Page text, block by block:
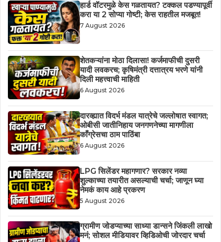
हार्ड वॉटरमुळे केस गळतायत? टक्कल पडण्यापूर्वी
करा या 2 सोप्या गोष्टी; केस राहतील मजबूत!
7 August 2026
शेतकऱ्यांना मोठा दिलासा! कर्जमाफीची दुसरी
यादी लवकरच; कृषिमंत्री दत्तात्रय भरणे यांनी
दिली महत्त्वाची माहिती
6 August 2026
दारव्ह्यात विदर्भ मंडल यात्रेचे जल्लोषात स्वागत;
ओबीसी जातीनिहाय जनगणनेच्या मागणीला
काँग्रेसचा ठाम पाठिंबा
6 August 2026
LPG सिलेंडर महागणार? सरकार नव्या
शुल्काच्या तयारीत असल्याची चर्चा; जाणून घ्या
नेमकं काय आहे प्रकरण
5 August 2026
ग्रामीण जोडप्याच्या साध्या डान्सने जिंकली लाखो
मनं; सोशल मीडियावर व्हिडिओची जोरदार चर्चा